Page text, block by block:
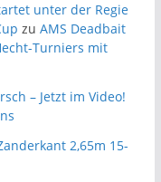
unter der Regie
zu AMS Deadbait
Turniers mit
– Jetzt im Video!
2,65m 15-